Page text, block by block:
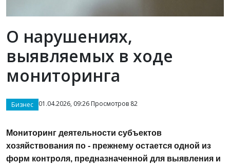
О нарушениях,
выявляемых в ходе
мониторинга
Бизнес 01.04.2026, 09:26 Просмотров 82
Мониторинг деятельности субъектов
хозяйствования по - прежнему остается одной из
форм контроля, предназначенной для выявления и